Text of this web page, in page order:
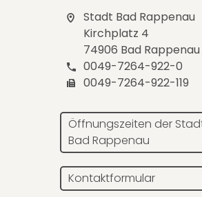
Stadt Bad Rappenau
Kirchplatz 4
74906 Bad Rappenau
0049-7264-922-0
0049-7264-922-119
Öffnungszeiten der
Bad Rappenau
Kontaktformular